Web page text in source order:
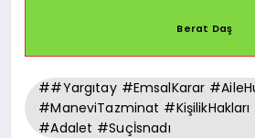
Berat Daş
##Yargıtay #EmsalKarar
#ManeviTazminat
#Adalet #Suçİsnadı